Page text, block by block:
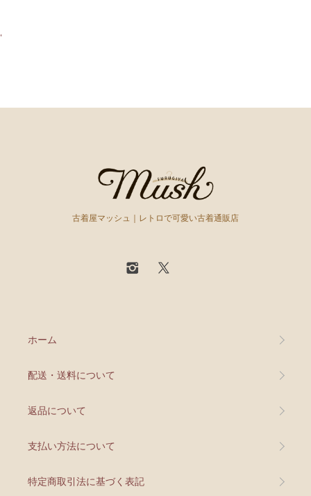
‘
古着屋マッシュ｜レトロで可愛い古着通販店
ホーム
配送・送料について
返品について
支払い方法について
特定商取引法に基づく表記